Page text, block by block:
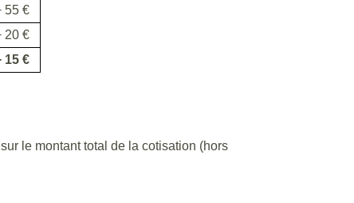
55 €
20 €
15 €
sur le montant total de la cotisation (hors